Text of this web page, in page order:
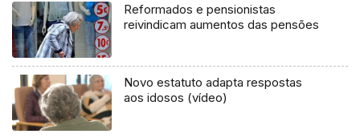
Reformados e pensionistas
reivindicam aumentos das pensões
Novo estatuto adapta respostas
aos idosos (vídeo)